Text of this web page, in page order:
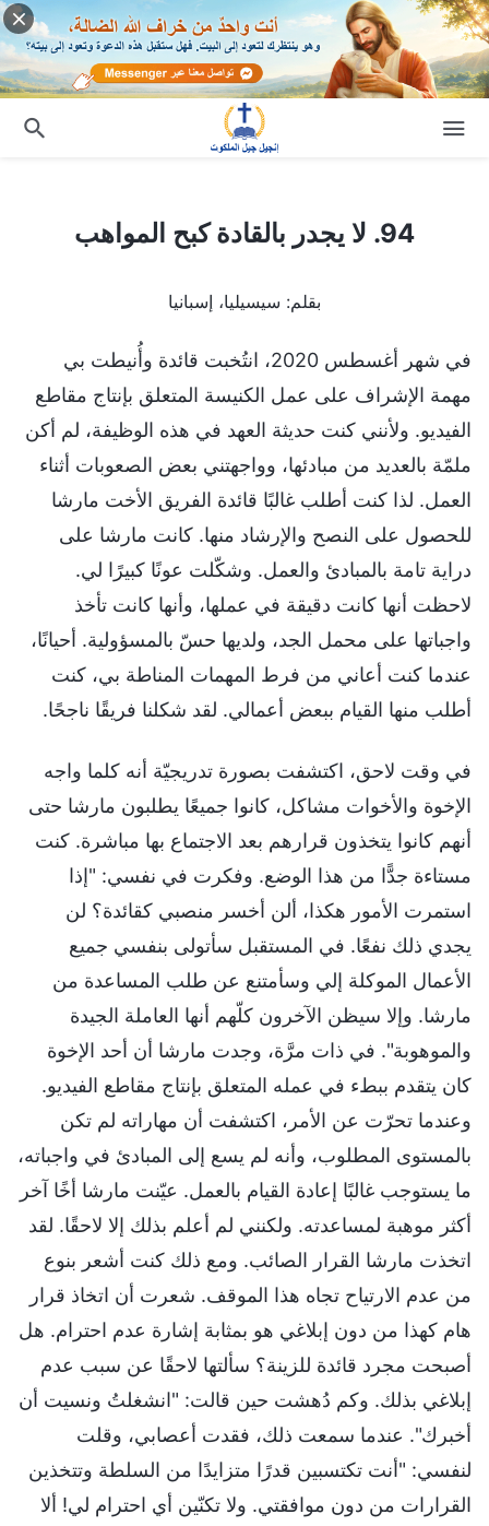
94. لا يجدر بالقادة كبح المواهب
بقلم: سيسيليا، إسبانيا
في شهر أغسطس 2020، انتُخبت قائدة وأُنيطت بي
مهمة الإشراف على عمل الكنيسة المتعلق بإنتاج مقاطع
الفيديو. ولأنني كنت حديثة العهد في هذه الوظيفة، لم أكن
ملمّة بالعديد من مبادئها، وواجهتني بعض الصعوبات أثناء
العمل. لذا كنت أطلب غالبًا قائدة الفريق الأخت مارشا
للحصول على النصح والإرشاد منها. كانت مارشا على
دراية تامة بالمبادئ والعمل. وشكّلت عونًا كبيرًا لي.
لاحظت أنها كانت دقيقة في عملها، وأنها كانت تأخذ
واجباتها على محمل الجد، ولديها حسّ بالمسؤولية. أحيانًا،
عندما كنت أعاني من فرط المهمات المناطة بي، كنت
أطلب منها القيام ببعض أعمالي. لقد شكلنا فريقًا ناجحًا.
في وقت لاحق، اكتشفت بصورة تدريجيّة أنه كلما واجه
الإخوة والأخوات مشاكل، كانوا جميعًا يطلبون مارشا حتى
أنهم كانوا يتخذون قرارهم بعد الاجتماع بها مباشرة. كنت
مستاءة جدًّا من هذا الوضع. وفكرت في نفسي: "إذا
استمرت الأمور هكذا، ألن أخسر منصبي كقائدة؟ لن
يجدي ذلك نفعًا. في المستقبل سأتولى بنفسي جميع
الأعمال الموكلة إلي وسأمتنع عن طلب المساعدة من
مارشا. وإلا سيظن الآخرون كلّهم أنها العاملة الجيدة
والموهوبة". في ذات مرَّة، وجدت مارشا أن أحد الإخوة
كان يتقدم ببطء في عمله المتعلق بإنتاج مقاطع الفيديو.
وعندما تحرّت عن الأمر، اكتشفت أن مهاراته لم تكن
بالمستوى المطلوب، وأنه لم يسع إلى المبادئ في واجباته،
ما يستوجب غالبًا إعادة القيام بالعمل. عيّنت مارشا أخًا آخر
أكثر موهبة لمساعدته. ولكنني لم أعلم بذلك إلا لاحقًا. لقد
اتخذت مارشا القرار الصائب. ومع ذلك كنت أشعر بنوع
من عدم الارتياح تجاه هذا الموقف. شعرت أن اتخاذ قرار
هام كهذا من دون إبلاغي هو بمثابة إشارة عدم احترام. هل
أصبحت مجرد قائدة للزينة؟ سألتها لاحقًا عن سبب عدم
إبلاغي بذلك. وكم دُهشت حين قالت: "انشغلتُ ونسيت أن
أخبرك". عندما سمعت ذلك، فقدت أعصابي، وقلت
لنفسي: "أنت تكتسبين قدرًا متزايدًا من السلطة وتتخذين
القرارات من دون موافقتي. ولا تكنّين أي احترام لي! ألا